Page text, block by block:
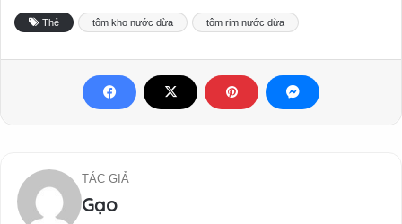
Thẻ tôm kho nước dừa tôm rim nước dừa
TÁC GIẢ
Gạo